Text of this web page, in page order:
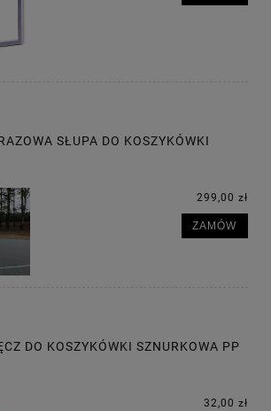
SŁUPA DO KOSZYKÓWKI
299,00 zł
ZAMÓW
DO KOSZYKÓWKI SZNURKOWA PP
32,00 zł